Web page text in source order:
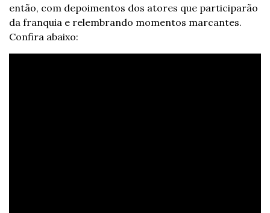
então, com depoimentos dos atores que participarão
da franquia e relembrando momentos marcantes.
Confira abaixo: